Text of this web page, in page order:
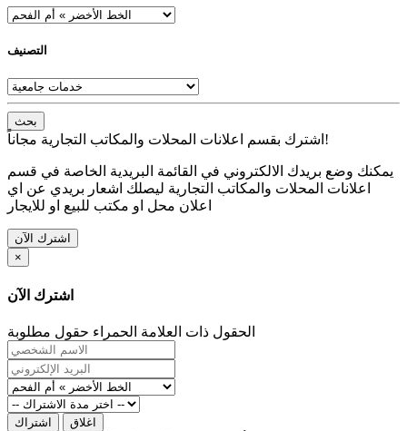
التصنيف
بحث
اشترك بقسم اعلانات المحلات والمكاتب التجارية مجاناً!
يمكنك وضع بريدك الالكتروني في القائمة البريدية الخاصة في قسم
اعلانات المحلات والمكاتب التجارية ليصلك اشعار بريدي عن اي
اعلان محل او مكتب للبيع او للايجار
اشترك الآن
×
اشترك الآن
الحقول ذات العلامة الحمراء حقول مطلوبة
اشتراك اغلاق